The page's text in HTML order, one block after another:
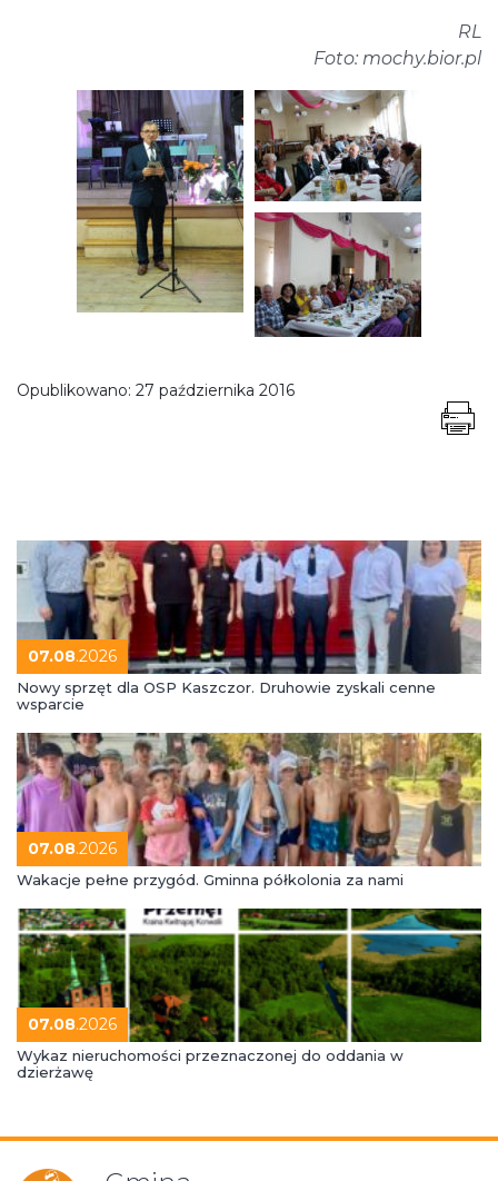
RL
Foto: mochy.bior.pl
Opublikowano: 27 października 2016
07.08.2026
Nowy sprzęt dla OSP Kaszczor. Druhowie zyskali cenne
wsparcie
07.08.2026
Wakacje pełne przygód. Gminna półkolonia za nami
07.08.2026
Wykaz nieruchomości przeznaczonej do oddania w
dzierżawę